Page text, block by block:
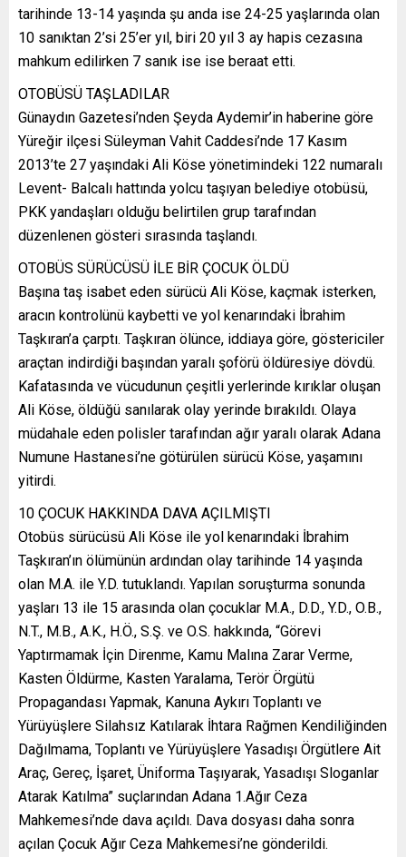
tarihinde 13-14 yaşında şu anda ise 24-25 yaşlarında olan
10 sanıktan 2’si 25’er yıl, biri 20 yıl 3 ay hapis cezasına
mahkum edilirken 7 sanık ise ise beraat etti.
OTOBÜSÜ TAŞLADILAR
Günaydın Gazetesi’nden Şeyda Aydemir’in haberine göre
Yüreğir ilçesi Süleyman Vahit Caddesi’nde 17 Kasım
2013’te 27 yaşındaki Ali Köse yönetimindeki 122 numaralı
Levent- Balcalı hattında yolcu taşıyan belediye otobüsü,
PKK yandaşları olduğu belirtilen grup tarafından
düzenlenen gösteri sırasında taşlandı.
OTOBÜS SÜRÜCÜSÜ İLE BİR ÇOCUK ÖLDÜ
Başına taş isabet eden sürücü Ali Köse, kaçmak isterken,
aracın kontrolünü kaybetti ve yol kenarındaki İbrahim
Taşkıran’a çarptı. Taşkıran ölünce, iddiaya göre, göstericiler
araçtan indirdiği başından yaralı şoförü öldüresiye dövdü.
Kafatasında ve vücudunun çeşitli yerlerinde kırıklar oluşan
Ali Köse, öldüğü sanılarak olay yerinde bırakıldı. Olaya
müdahale eden polisler tarafından ağır yaralı olarak Adana
Numune Hastanesi’ne götürülen sürücü Köse, yaşamını
yitirdi.
10 ÇOCUK HAKKINDA DAVA AÇILMIŞTI
Otobüs sürücüsü Ali Köse ile yol kenarındaki İbrahim
Taşkıran’ın ölümünün ardından olay tarihinde 14 yaşında
olan M.A. ile Y.D. tutuklandı. Yapılan soruşturma sonunda
yaşları 13 ile 15 arasında olan çocuklar M.A., D.D., Y.D., O.B.,
N.T., M.B., A.K., H.Ö., S.Ş. ve O.S. hakkında, “Görevi
Yaptırmamak İçin Direnme, Kamu Malına Zarar Verme,
Kasten Öldürme, Kasten Yaralama, Terör Örgütü
Propagandası Yapmak, Kanuna Aykırı Toplantı ve
Yürüyüşlere Silahsız Katılarak İhtara Rağmen Kendiliğinden
Dağılmama, Toplantı ve Yürüyüşlere Yasadışı Örgütlere Ait
Araç, Gereç, İşaret, Üniforma Taşıyarak, Yasadışı Sloganlar
Atarak Katılma” suçlarından Adana 1.Ağır Ceza
Mahkemesi’nde dava açıldı. Dava dosyası daha sonra
açılan Çocuk Ağır Ceza Mahkemesi’ne gönderildi.